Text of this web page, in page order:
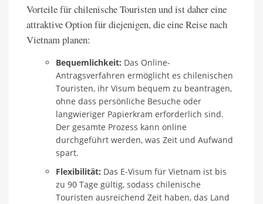
Vorteile für chilenische Touristen und ist daher eine
attraktive Option für diejenigen, die eine Reise nach
Vietnam planen:
Bequemlichkeit: Das Online-
Antragsverfahren ermöglicht es chilenischen
Touristen, ihr Visum bequem zu beantragen,
ohne dass persönliche Besuche oder
langwieriger Papierkram erforderlich sind.
Der gesamte Prozess kann online
durchgeführt werden, was Zeit und Aufwand
spart.
Flexibilität: Das E-Visum für Vietnam ist bis
zu 90 Tage gültig, sodass chilenische
Touristen ausreichend Zeit haben, das Land